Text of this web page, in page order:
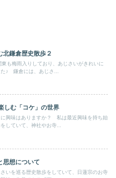
北鎌倉歴史散歩２
も梅雨入りしており、あじさいがきれいに
♪ 鎌倉には、あじさ...
しむ「コケ」の世界
興味はありますか？ 私は最近興味を持ち始
していて、神社やお寺...
思想について
いを巡る歴史散歩をしていて、日蓮宗のお寺